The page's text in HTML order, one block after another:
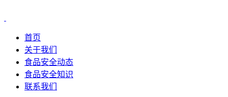
首页
关于我们
食品安全动态
食品安全知识
联系我们